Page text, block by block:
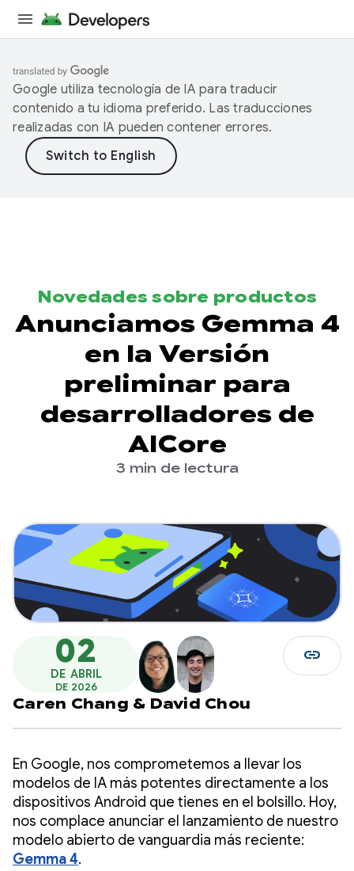
Google utiliza tecnología de IA para traducir
contenido a tu idioma preferido. Las traducciones
realizadas con IA pueden contener errores.
Novedades sobre productos
Anunciamos Gemma 4
en la Versión
preliminar para
desarrolladores de
AICore
3 min de lectura
02
DE ABRIL
DE 2026
Caren Chang & David Chou
link
En Google, nos comprometemos a llevar los
modelos de IA más potentes directamente a los
dispositivos Android que tienes en el bolsillo. Hoy,
nos complace anunciar el lanzamiento de nuestro
modelo abierto de vanguardia más reciente:
Gemma 4.